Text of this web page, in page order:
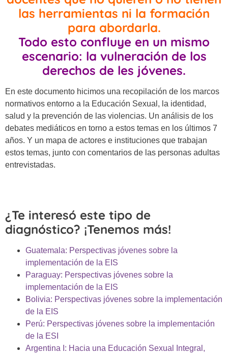
las herramientas ni la formación
para abordarla.
Todo esto confluye en un mismo
escenario: la vulneración de los
derechos de les jóvenes.
En este documento hicimos una recopilación de los marcos
normativos entorno a la Educación Sexual, la identidad,
salud y la prevención de las violencias. Un análisis de los
debates mediáticos en torno a estos temas en los últimos 7
años. Y un mapa de actores e instituciones que trabajan
estos temas, junto con comentarios de las personas adultas
entrevistadas.
¿Te interesó este tipo de
diagnóstico? ¡Tenemos más!
Guatemala: Perspectivas jóvenes sobre la
implementación de la EIS
Paraguay: Perspectivas jóvenes sobre la
implementación de la EIS
Bolivia: Perspectivas jóvenes sobre la implementación
de la EIS
Perú: Perspectivas jóvenes sobre la implementación
de la ESI
Argentina I: Hacia una Educación Sexual Integral,